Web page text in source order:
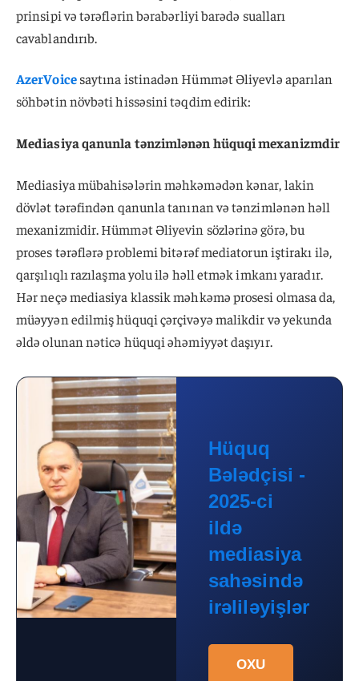
prinsipi və tərəflərin bərabərliyi barədə sualları
cavablandırıb.
AzerVoicesaytına istinadən Hümmət Əliyevlə aparılan
söhbətin növbəti hissəsini təqdim edirik:
Mediasiya qanunla tənzimlənən hüquqi mexanizmdir
Mediasiya mübahisələrin məhkəmədən kənar, lakin
dövlət tərəfindən qanunla tanınan və tənzimlənən həll
mexanizmidir. Hümmət Əliyevin sözlərinə görə, bu
proses tərəflərə problemi bitərəf mediatorun iştirakı ilə,
qarşılıqlı razılaşma yolu ilə həll etmək imkanı yaradır.
Hər neçə mediasiya klassik məhkəmə prosesi olmasa da,
müəyyən edilmiş hüquqi çərçivəyə malikdir və yekunda
əldə olunan nəticə hüquqi əhəmiyyət daşıyır.
Hüquq
Bələdçisi -
2025-ci
ildə
mediasiya
sahəsində
irəliləyişlər
OXU